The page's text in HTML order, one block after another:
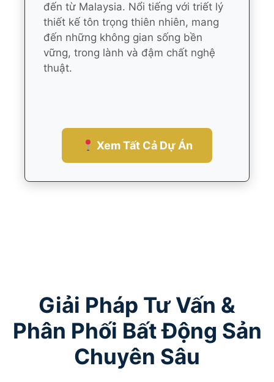
đến từ Malaysia. Nổi tiếng với triết lý
thiết kế tôn trọng thiên nhiên, mang
đến những không gian sống bền
vững, trong lành và đậm chất nghệ
thuật.
Xem Tất Cả Dự Án
Giải Pháp Tư Vấn &
Phân Phối Bất Động Sản
Chuyên Sâu